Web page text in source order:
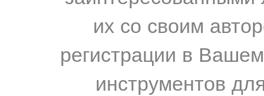
их со своим
регистрации в
инструментов